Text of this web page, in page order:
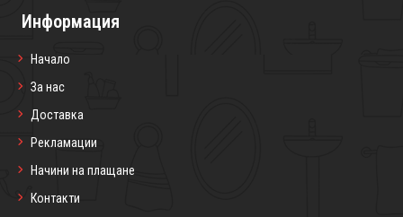
Информация
Начало
За нас
Доставка
Рекламации
Начини на плащане
Контакти